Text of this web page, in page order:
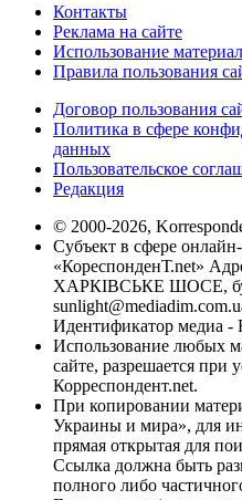
Контакты
Реклама на сайте
Использование
Правила пользования
Договор пользования
Политика в сфере
данных
Пользовательское
Редакция
© 2000-2026,
Субъект в сфере
«КореспонденТ.net»
ХАРКІВСЬКЕ ШОСЕ,
Идентификатор медиа -
Использование любых
сайте, разрешается при
Корреспондент.net.
При копировании
Украины и мира», для
прямая открытая для
Ссылка должна быть
полного либо